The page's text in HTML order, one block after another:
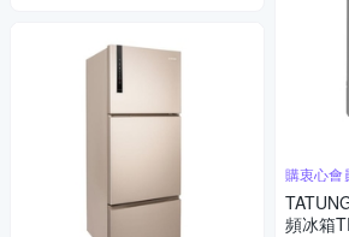
購衷心會
頻冰箱